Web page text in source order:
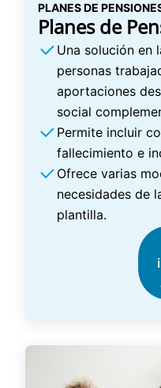
PLANES DE
Planes de
Una solución en
personas
aportaciones
social
Permite incluir
fallecimiento e
Ofrece varias
necesidades de
plantilla.